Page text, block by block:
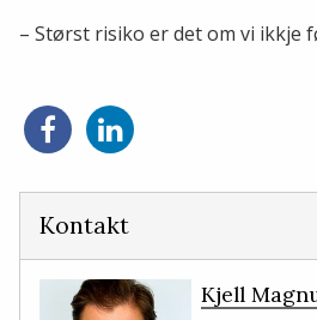
– Størst risiko er det om vi ikkje
Del
på
Del
på
Kontakt
Kjell